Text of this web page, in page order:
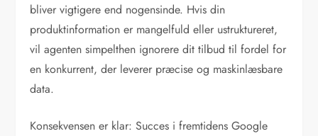
bliver vigtigere end nogensinde. Hvis din
produktinformation er mangelfuld eller ustruktureret,
vil agenten simpelthen ignorere dit tilbud til fordel for
en konkurrent, der leverer præcise og maskinlæsbare
data.
Konsekvensen er klar: Succes i fremtidens Google